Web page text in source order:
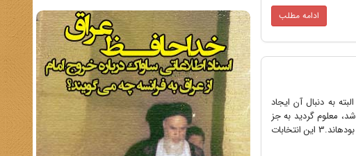
ادامه مطلب
و البته به دنبال آن ایجاد
معلوم گردید به جز
تهران، قشون با انتخاباتی فرمایشی کسانی را روانه مجلس کرده است که موردنظر وزارت جنگ و شخص رضاخان بودهاند.3 این انتخابات